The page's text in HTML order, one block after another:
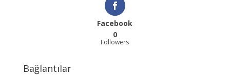
Facebook
0
Followers
Bağlantılar